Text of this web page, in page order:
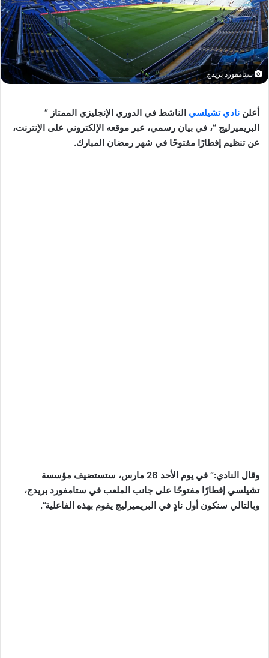
ستامفورد بريدج
أعلن نادي تشيلسي الناشط في الدوري الإنجليزي الممتاز ”
البريميرليج “، في بيان رسمي، عبر موقعه الإلكتروني على الإنترنت،
عن تنظيم إفطارًا مفتوحًا في شهر رمضان المبارك.
وقال النادي:” في يوم الأحد 26 مارس، ستستضيف مؤسسة
تشيلسي إفطارًا مفتوحًا على جانب الملعب في ستامفورد بريدج،
وبالتالي سنكون أول نادٍ في البريميرليج يقوم بهذه الفاعلية”.